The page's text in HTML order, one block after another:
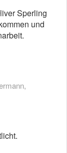
Sperling
und
,